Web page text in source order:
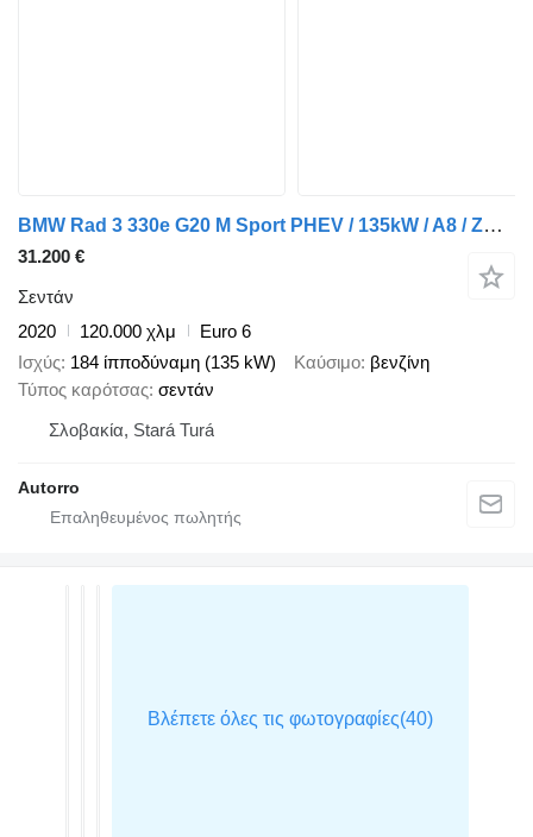
BMW Rad 3 330e G20 M Sport PHEV / 135kW / A8 / ZÁRUKA / AJ NA SPLÁTK
31.200 €
Σεντάν
2020
120.000 χλμ
Euro 6
Ισχύς 184 ίπποδύναμη (135 kW) Καύσιμο βενζίνη
Τύπος καρότσας σεντάν
Σλοβακία, Stará Turá
Autorro